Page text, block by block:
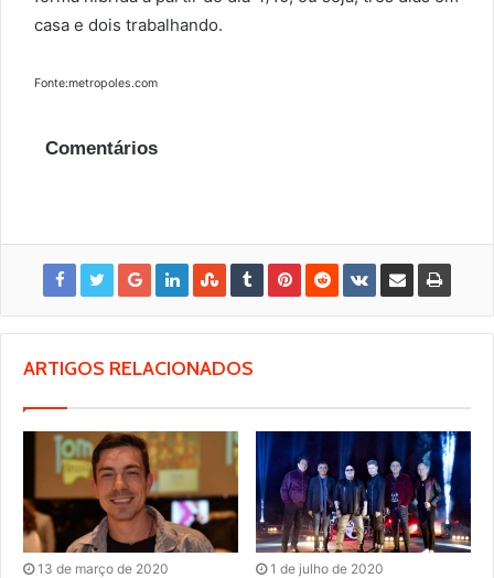
casa e dois trabalhando.
Fonte:metropoles.com
Comentários
ARTIGOS RELACIONADOS
13 de março de 2020 1 de julho de 2020